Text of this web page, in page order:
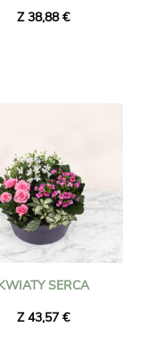
Z 38,88 €
SERCA
Z 43,57 €